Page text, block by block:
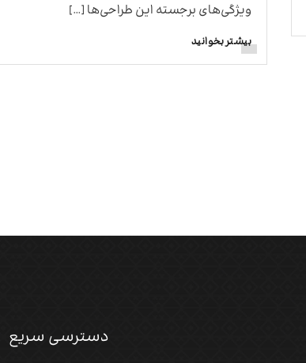
ویژگی‌های برجسته این طراحی‌ها […]
بیشتر بخوانید
دسترسی سریع